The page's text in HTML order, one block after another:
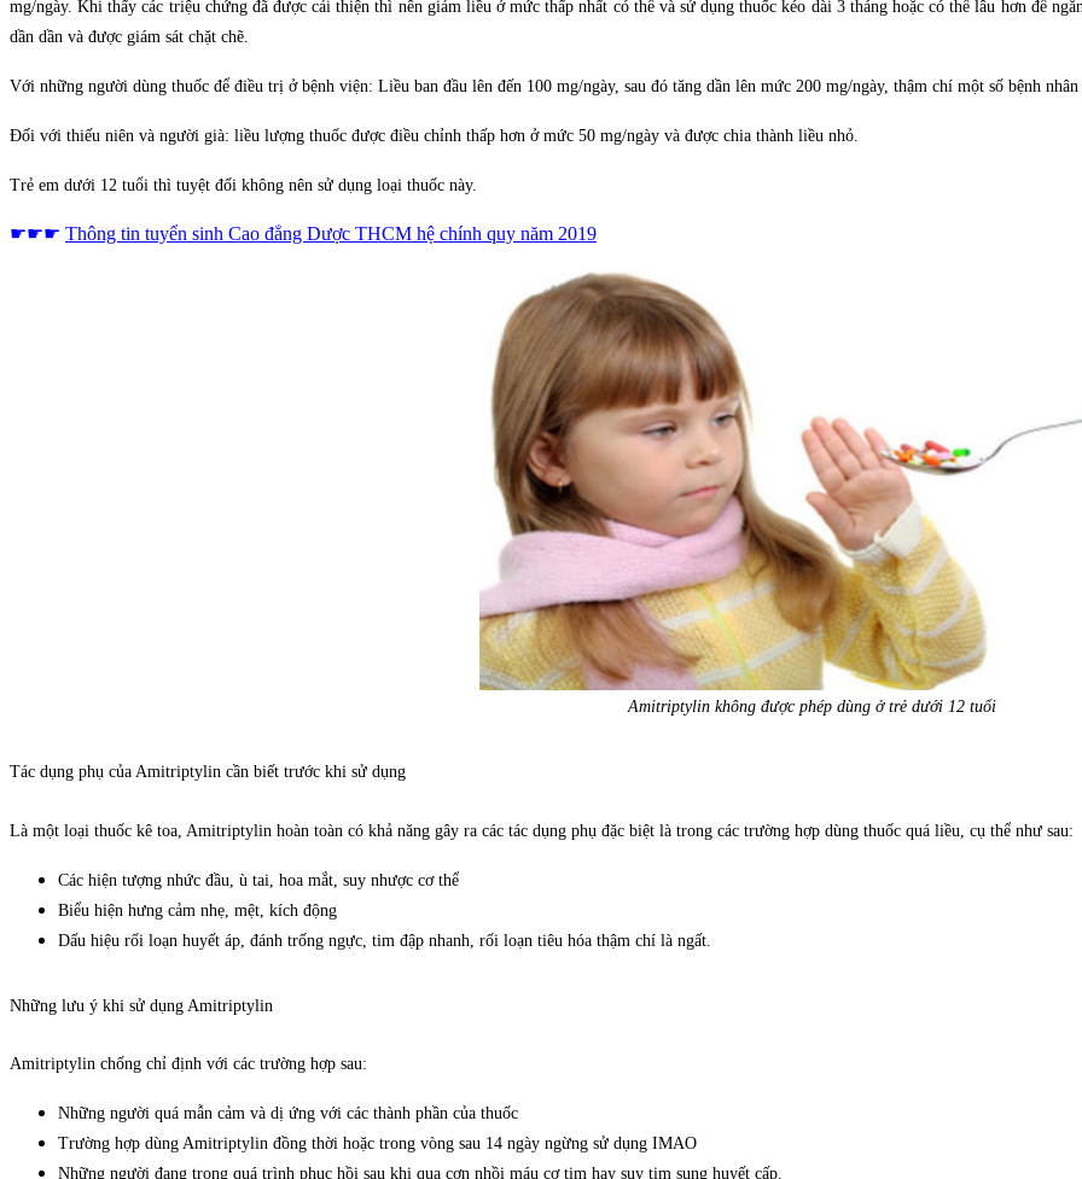
mg/ngày. Khi thấy các triệu chứng đã được cải thiện thì nên giảm liều ở mức thấp nhất có thể và sử dụng thuốc kéo dài 3 tháng hoặc có thể lâu hơn để
dần dần và được giám sát chặt chẽ.
Với những người dùng thuốc để điều trị ở bệnh viện: Liều ban đầu lên đến 100 mg/ngày, sau đó tăng dần lên mức 200 mg/ngày, thậm chí một số bệnh
Đối với thiếu niên và người già: liều lượng thuốc được điều chỉnh thấp hơn ở mức 50 mg/ngày và được chia thành liều nhỏ.
Trẻ em dưới 12 tuổi thì tuyệt đối không nên sử dụng loại thuốc này.
☛☛☛ Thông tin tuyển sinh Cao đẳng Dược THCM hệ chính quy năm 2019
Amitriptylin không được phép dùng ở trẻ dưới 12 tuổi
Tác dụng phụ của Amitriptylin cần biết trước khi sử dụng
Là một loại thuốc kê toa, Amitriptylin hoàn toàn có khả năng gây ra các tác dụng phụ đặc biệt là trong các trường hợp dùng thuốc quá liều, cụ thể như sau:
Các hiện tượng nhức đầu, ù tai, hoa mắt, suy nhược cơ thể
Biểu hiện hưng cảm nhẹ, mệt, kích động
Dấu hiệu rối loạn huyết áp, đánh trống ngực, tim đập nhanh, rối loạn tiêu hóa thậm chí là ngất.
Những lưu ý khi sử dụng Amitriptylin
Amitriptylin chống chỉ định với các trường hợp sau:
Những người quá mẫn cảm và dị ứng với các thành phần của thuốc
Trường hợp dùng Amitriptylin đồng thời hoặc trong vòng sau 14 ngày ngừng sử dụng IMAO
Những người đang trong quá trình phục hồi sau khi qua cơn nhồi máu cơ tim hay suy tim sung huyết cấp.